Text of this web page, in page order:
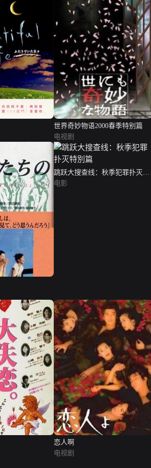
世界奇妙物语2000春季特别篇
电视剧
跳跃大搜查线：秋季犯罪扑灭特
別篇
电影
恋人啊
电视剧